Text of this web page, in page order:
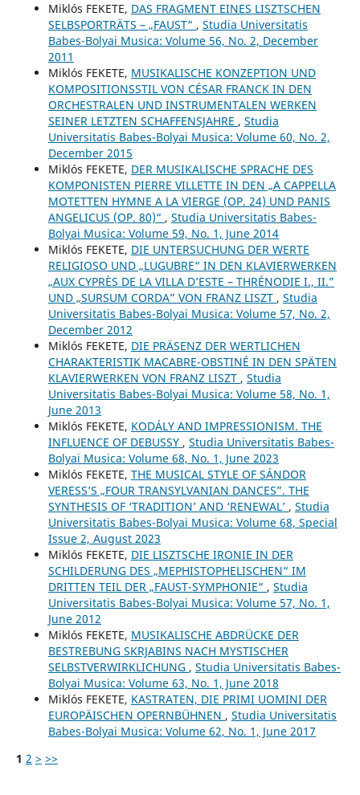
Miklós FEKETE, DAS FRAGMENT EINES LISZTSCHEN
SELBSPORTRÄTS – „FAUST“ , Studia Universitatis
Babes-Bolyai Musica: Volume 56, No. 2, December
2011
Miklós FEKETE, MUSIKALISCHE KONZEPTION UND
KOMPOSITIONSSTIL VON CÉSAR FRANCK IN DEN
ORCHESTRALEN UND INSTRUMENTALEN WERKEN
SEINER LETZTEN SCHAFFENSJAHRE , Studia
Universitatis Babes-Bolyai Musica: Volume 60, No. 2,
December 2015
Miklós FEKETE, DER MUSIKALISCHE SPRACHE DES
KOMPONISTEN PIERRE VILLETTE IN DEN „A CAPPELLA
MOTETTEN HYMNE A LA VIERGE (OP. 24) UND PANIS
ANGELICUS (OP. 80)“ , Studia Universitatis Babes-
Bolyai Musica: Volume 59, No. 1, June 2014
Miklós FEKETE, DIE UNTERSUCHUNG DER WERTE
RELIGIOSO UND „LUGUBRE“ IN DEN KLAVIERWERKEN
„AUX CYPRÈS DE LA VILLA D’ESTE – THRÉNODIE I., II.”
UND „SURSUM CORDA” VON FRANZ LISZT , Studia
Universitatis Babes-Bolyai Musica: Volume 57, No. 2,
December 2012
Miklós FEKETE, DIE PRÄSENZ DER WERTLICHEN
CHARAKTERISTIK MACABRE-OBSTINÉ IN DEN SPÄTEN
KLAVIERWERKEN VON FRANZ LISZT , Studia
Universitatis Babes-Bolyai Musica: Volume 58, No. 1,
June 2013
Miklós FEKETE, KODÁLY AND IMPRESSIONISM. THE
INFLUENCE OF DEBUSSY , Studia Universitatis Babes-
Bolyai Musica: Volume 68, No. 1, June 2023
Miklós FEKETE, THE MUSICAL STYLE OF SÁNDOR
VERESS’S „FOUR TRANSYLVANIAN DANCES”. THE
SYNTHESIS OF ‘TRADITION’ AND ‘RENEWAL’ , Studia
Universitatis Babes-Bolyai Musica: Volume 68, Special
Issue 2, August 2023
Miklós FEKETE, DIE LISZTSCHE IRONIE IN DER
SCHILDERUNG DES „MEPHISTOPHELISCHEN“ IM
DRITTEN TEIL DER „FAUST-SYMPHONIE“ , Studia
Universitatis Babes-Bolyai Musica: Volume 57, No. 1,
June 2012
Miklós FEKETE, MUSIKALISCHE ABDRÜCKE DER
BESTREBUNG SKRJABINS NACH MYSTISCHER
SELBSTVERWIRKLICHUNG , Studia Universitatis Babes-
Bolyai Musica: Volume 63, No. 1, June 2018
Miklós FEKETE, KASTRATEN, DIE PRIMI UOMINI DER
EUROPÄISCHEN OPERNBÜHNEN , Studia Universitatis
Babes-Bolyai Musica: Volume 62, No. 1, June 2017
1 2 > >>